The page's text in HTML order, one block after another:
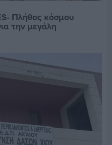
Πλήθος κόσμου
την μεγάλη